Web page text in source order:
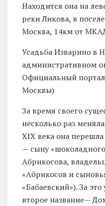
Находится она на
реки Ликова, в
Москва, 14км от
Усадьба Изварино в
административном
Официальный
Москвы)
За время своего
несколько раз
XIX века она
— сыну
Абрикосова,
«Абрикосов и
«Бабаевский»). За
второе название—